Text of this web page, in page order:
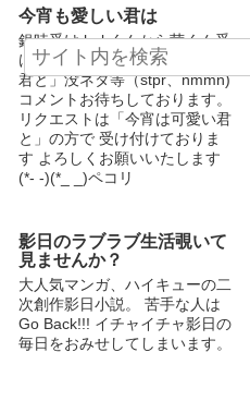
今宵も愛しい君は
銀時受け hnkくんから茜くん受
け（輝茜多） 「今宵は可愛い
君と」没ネタ等（stpr、nmmn)
コメントお待ちしております。
リクエストは「今宵は可愛い君
と」の方で 受け付けておりま
す よろしくお願いいたします
(*- -)(*_ _)ペコリ
影日のラブラブ生活覗いて
見ませんか？
大人気マンガ、ハイキューの二
次創作影日小説。 苦手な人は
Go Back!!! イチャイチャ影日の
毎日をおみせしてしまいます。